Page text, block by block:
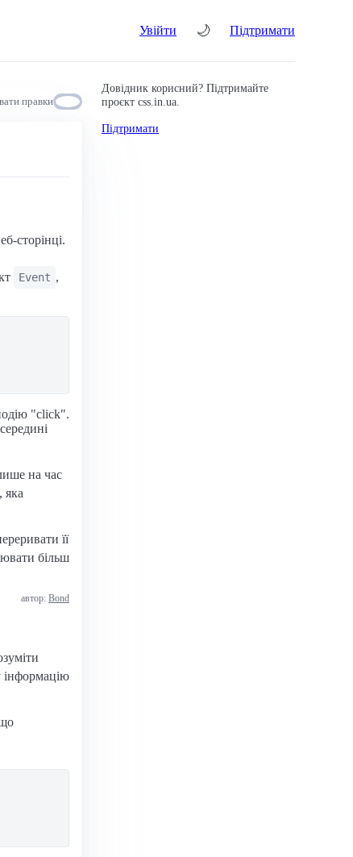
Увійти 🌙 Підтримати
правки
сторінці.
Event ,
"click".
на час
яка
її
більш
автор: Bond
інформацію
Довідник корисний? Підтримайте
проєкт css.in.ua.
Підтримати